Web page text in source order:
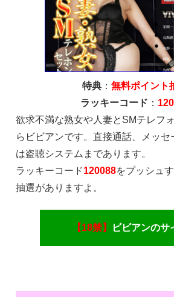
特典 ： 無料ポイント
ラッキーコード ：
欲求不満な熟女や人妻とSMテレフ
らビビアンです。直接通話、メッセ
は盗聴システムまであります。
ラッキーコード120088をプッシュ
抽選がありますよ。
【18禁】 ビビアンのサ